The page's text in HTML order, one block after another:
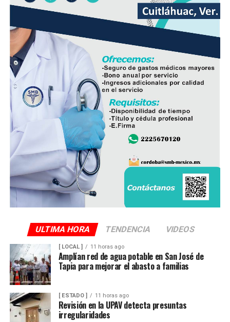
El líder sindical consideró que la estrategia deberá ir
acompañada de la participación de padres de familia,
docentes y autoridades educativas, a fin de que la
regulación tenga resultados positivos y contribuya a
mejorar el desempeño académico y el bienestar integral
de los estudiantes.
ULTIMA HORA TENDENCIA VIDEOS
[ LOCAL ] 11 horas ago
Amplían red de agua potable en San José de
Tapia para mejorar el abasto a familias
[ ESTADO ] 11 horas ago
Revisión en la UPAV detecta presuntas
irregularidades